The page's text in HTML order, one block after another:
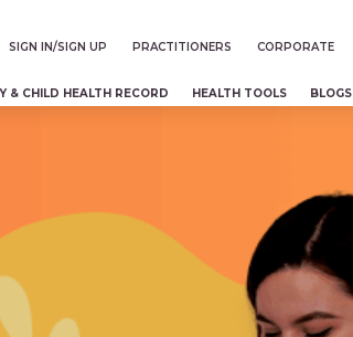
SIGN IN/SIGN UP PRACTITIONERS CORPORATE
& CHILD HEALTH RECORD HEALTH TOOLS BLOGS